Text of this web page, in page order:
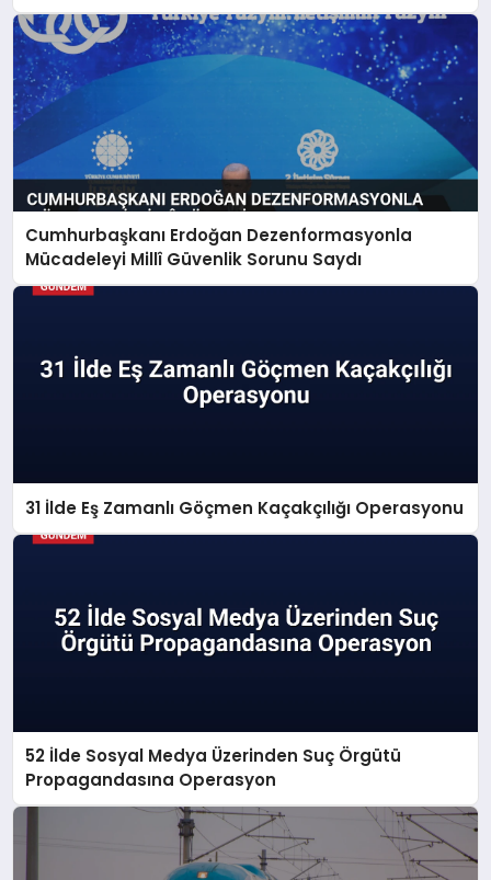
Cumhurbaşkanı Erdoğan Dezenformasyonla
Mücadeleyi Millî Güvenlik Sorunu Saydı
31 İlde Eş Zamanlı Göçmen Kaçakçılığı Operasyonu
52 İlde Sosyal Medya Üzerinden Suç Örgütü
Propagandasına Operasyon